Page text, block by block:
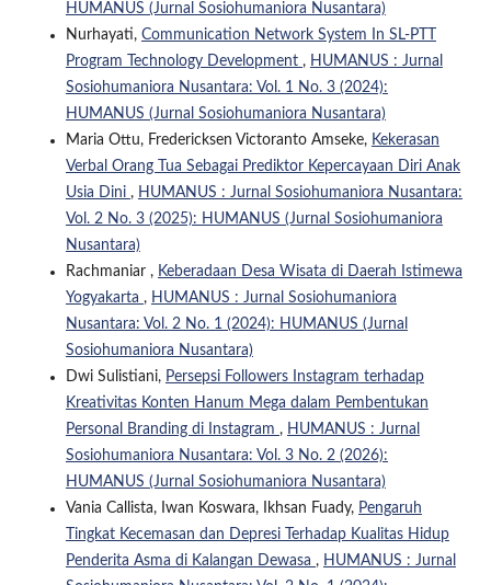
HUMANUS (Jurnal Sosiohumaniora Nusantara)
Nurhayati, Communication Network System In SL-PTT
Program Technology Development , HUMANUS : Jurnal
Sosiohumaniora Nusantara: Vol. 1 No. 3 (2024):
HUMANUS (Jurnal Sosiohumaniora Nusantara)
Maria Ottu, Fredericksen Victoranto Amseke, Kekerasan
Verbal Orang Tua Sebagai Prediktor Kepercayaan Diri Anak
Usia Dini , HUMANUS : Jurnal Sosiohumaniora Nusantara:
Vol. 2 No. 3 (2025): HUMANUS (Jurnal Sosiohumaniora
Nusantara)
Rachmaniar , Keberadaan Desa Wisata di Daerah Istimewa
Yogyakarta , HUMANUS : Jurnal Sosiohumaniora
Nusantara: Vol. 2 No. 1 (2024): HUMANUS (Jurnal
Sosiohumaniora Nusantara)
Dwi Sulistiani, Persepsi Followers Instagram terhadap
Kreativitas Konten Hanum Mega dalam Pembentukan
Personal Branding di Instagram , HUMANUS : Jurnal
Sosiohumaniora Nusantara: Vol. 3 No. 2 (2026):
HUMANUS (Jurnal Sosiohumaniora Nusantara)
Vania Callista, Iwan Koswara, Ikhsan Fuady, Pengaruh
Tingkat Kecemasan dan Depresi Terhadap Kualitas Hidup
Penderita Asma di Kalangan Dewasa , HUMANUS : Jurnal